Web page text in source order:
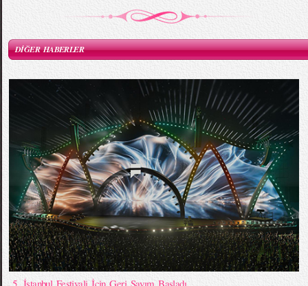
DİĞER HABERLER
5. İstanbul Festivali İçin Geri Sayım Başladı